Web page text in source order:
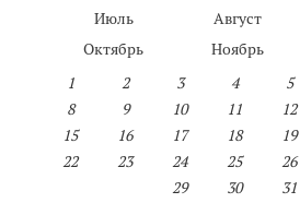
Июль
Август
Октябрь
Ноябрь
1
2 3 4 5
8
9 10 11 12
15
16 17 18 19
22
23 24 25 26
29
30 31